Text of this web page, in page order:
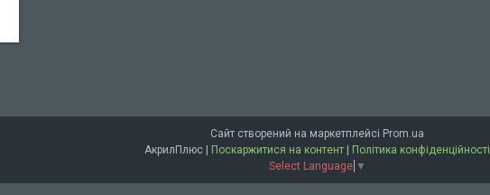
Сайт створений на маркетплейсі Prom.ua
АкрилПлюс | Поскаржитися на контент | Політика конфіденційності
Select Language ▼